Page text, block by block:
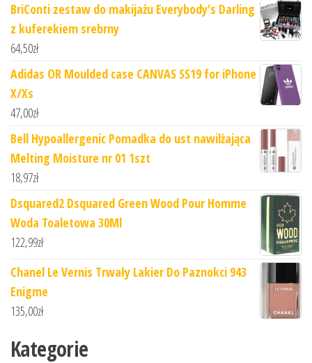
BriConti zestaw do makijażu Everybody's Darling
z kuferekiem srebrny
64,50zł
Adidas OR Moulded case CANVAS SS19 for iPhone
X/Xs
47,00zł
Bell Hypoallergenic Pomadka do ust nawilżająca
Melting Moisture nr 01 1szt
18,97zł
Dsquared2 Dsquared Green Wood Pour Homme
Woda Toaletowa 30Ml
122,99zł
Chanel Le Vernis Trwały Lakier Do Paznokci 943
Enigme
135,00zł
Kategorie